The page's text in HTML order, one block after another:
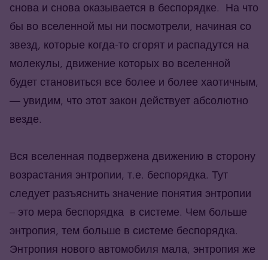
снова и снова оказывается в беспорядке. На что
бы во вселенной мы ни посмотрели, начиная со
звезд, которые когда-то сгорят и распадутся на
молекулы, движение которых во вселенной
будет становиться все более и более хаотичным,
— увидим, что этот закон действует абсолютно
везде.
Вся вселенная подвержена движению в сторону
возрастания энтропии, т.е. беспорядка. Тут
следует разъяснить значение понятия энтропии
– это мера беспорядка в системе. Чем больше
энтропия, тем больше в системе беспорядка.
Энтропия нового автомобиля мала, энтропия же